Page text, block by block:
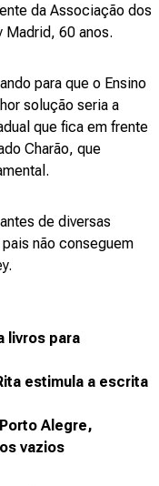
da Associação dos
Madrid, 60 anos.
para que o Ensino
solução seria a
que fica em frente
Charão, que
de diversas
não conseguem
livros para
estimula a escrita
Alegre,
vazios